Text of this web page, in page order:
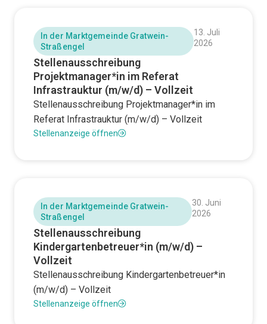
In der Marktgemeinde Gratwein-
Straßengel
13. Juli
2026
Stellenausschreibung
Projektmanager*in im Referat
Infrastrauktur (m/w/d) – Vollzeit
Stellenausschreibung Projektmanager*in im
Referat Infrastrauktur (m/w/d) – Vollzeit
Stellenanzeige öffnen
In der Marktgemeinde Gratwein-
Straßengel
30. Juni
2026
Stellenausschreibung
Kindergartenbetreuer*in (m/w/d) –
Vollzeit
Stellenausschreibung Kindergartenbetreuer*in
(m/w/d) – Vollzeit
Stellenanzeige öffnen